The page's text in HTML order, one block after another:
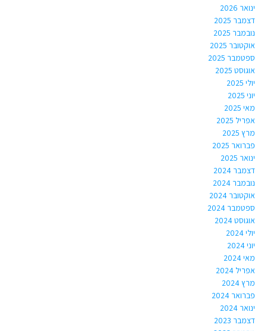
ינואר 2026
דצמבר 2025
נובמבר 2025
אוקטובר 2025
ספטמבר 2025
אוגוסט 2025
יולי 2025
יוני 2025
מאי 2025
אפריל 2025
מרץ 2025
פברואר 2025
ינואר 2025
דצמבר 2024
נובמבר 2024
אוקטובר 2024
ספטמבר 2024
אוגוסט 2024
יולי 2024
יוני 2024
מאי 2024
אפריל 2024
מרץ 2024
פברואר 2024
ינואר 2024
דצמבר 2023